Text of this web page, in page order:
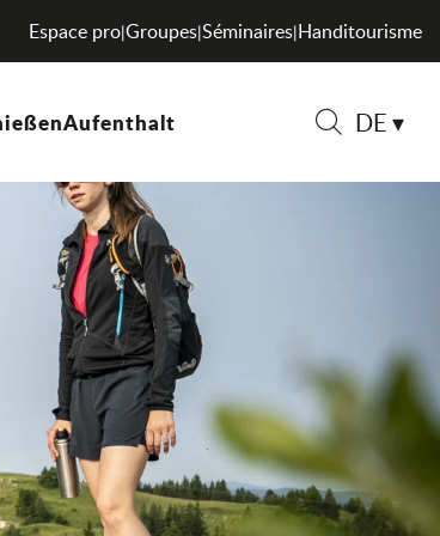
DE
Espace pro|Groupes|Séminaires|Handitourisme
Aufenthalt